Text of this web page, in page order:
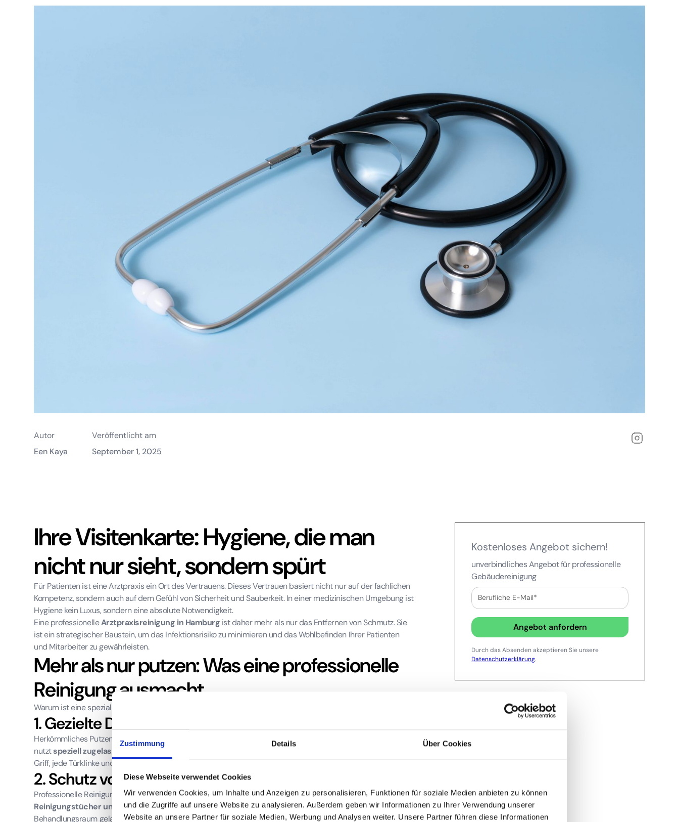
Zustimmung Details Über Cookies
Diese Webseite verwendet Cookies
Wir verwenden Cookies, um Inhalte und Anzeigen zu personalisieren, Funktionen für soziale Medien anbieten zu können
und die Zugriffe auf unsere Website zu analysieren. Außerdem geben wir Informationen zu Ihrer Verwendung unserer
Website an unsere Partner für soziale Medien, Werbung und Analysen weiter. Unsere Partner führen diese Informationen
Autor
Een Kaya
Veröffentlicht am
September 1, 2025
Ihre Visitenkarte: Hygiene, die man
nicht nur sieht, sondern spürt
Für Patienten ist eine Arztpraxis ein Ort des Vertrauens. Dieses Vertrauen basiert nicht nur auf der fachlichen
Kompetenz, sondern auch auf dem Gefühl von Sicherheit und Sauberkeit. In einer medizinischen Umgebung ist
Hygiene kein Luxus, sondern eine absolute Notwendigkeit.
Eine professionelleArztpraxisreinigung in Hamburg ist daher mehr als nur das Entfernen von Schmutz. Sie
ist ein strategischer Baustein, um das Infektionsrisiko zu minimieren und das Wohlbefinden Ihrer Patienten
und Mitarbeiter zu gewährleisten.
Mehr als nur putzen: Was eine professionelle
Reinigung ausmacht
Warum ist eine spezialisierte Reinigung für eine Praxis so entscheidend?
1. Gezielte Desinfektion
Herkömmliches Putzen entfernt sichtbaren Schmutz. Professionelle Reinigung geht einen Schritt weiter. Sie
nutztspeziell zugelassene Desinfektionsmittel
Griff, jede Türklinke und jede Oberfläche wird behandelt, um das Risiko der Keimübertragung zu unterbrechen.
2. Schutz vor Kreuzkontamination
Professionelle Reinigungsteams arbeiten nach klaren, strengen Protokollen. Sie verwendenfarbcodierte
Reinigungstücher und Mopps, um zu verhindern, dass Keime aus dem Sanitärbereich in den
Behandlungsraum gelangen. Diese Methodik ist in medizinischen Umgebungen unverzichtbar.
Kostenloses Angebot sichern!
unverbindliches Angebot für professionelle
Gebäudereinigung
Durch das Absenden akzeptieren Sie unsere
Datenschutzerklärung.